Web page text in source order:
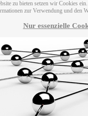
zu bieten setzen wir Cookies
zur Verwendung und den
Nur essenzielle